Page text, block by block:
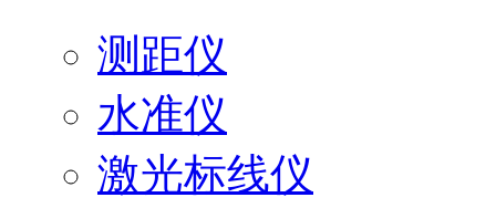
测距仪
水准仪
激光标线仪